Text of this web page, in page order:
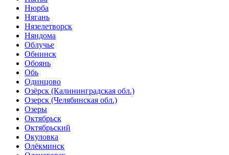
Нюрба
Нягань
Нязелетворск
Няндома
Облучье
Обнинск
Обоянь
Обь
Одинцово
Озёрск (Калининградская обл.)
Озерск (Челябинская обл.)
Озеры
Октябрьск
Октябрьский
Окуловка
Олёкминск